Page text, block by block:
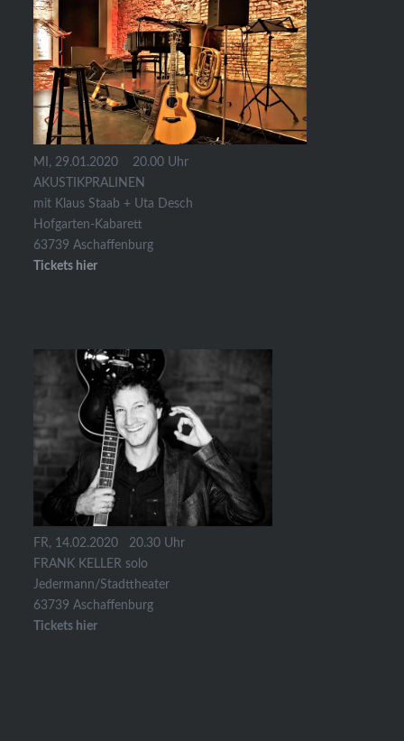
MI, 29.01.2020 20.00 Uhr
AKUSTIKPRALINEN
mit Klaus Staab + Uta Desch
Hofgarten-Kabarett
63739 Aschaffenburg
Tickets hier
FR, 14.02.2020 20.30 Uhr
FRANK KELLER solo
Jedermann/Stadttheater
63739 Aschaffenburg
Tickets hier